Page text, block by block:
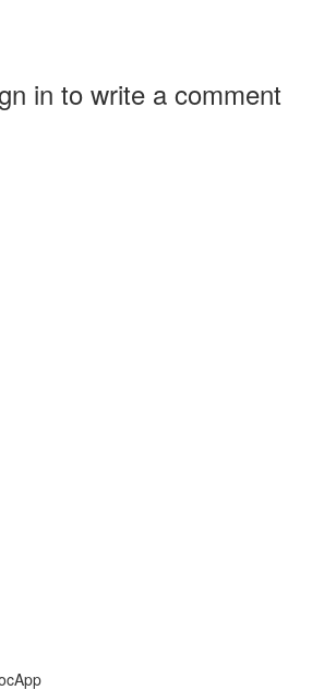
in to write a comment